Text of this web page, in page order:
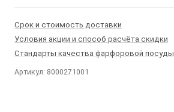
Срок и стоимость доставки
Условия акции и способ расчёта скидки
Стандарты качества фарфоровой посуды
Артикул: 8000271001